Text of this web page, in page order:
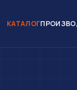
КАТАЛОГ